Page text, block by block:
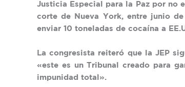
Justicia Especial para la Paz por no
corte de Nueva York, entre junio
enviar 10 toneladas de cocaína a
La congresista reiteró que la JEP
«este es un Tribunal creado para
impunidad total».